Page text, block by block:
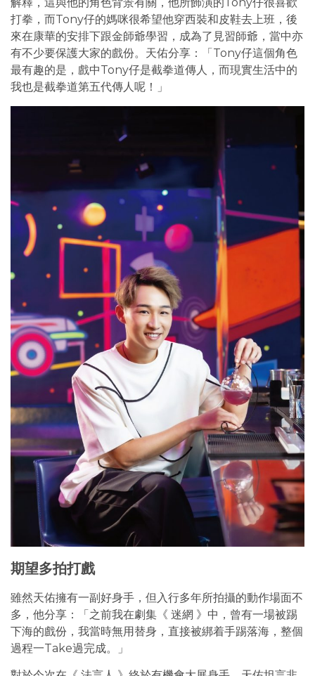
解釋，這與他的角色背景有關，他所飾演的Tony仔很喜歡
打拳，而Tony仔的媽咪很希望他穿西裝和皮鞋去上班，後
來在康華的安排下跟金師爺學習，成為了見習師爺，當中亦
有不少要保護大家的戲份。天佑分享：「Tony仔這個角色
最有趣的是，戲中Tony仔是截拳道傳人，而現實生活中的
我也是截拳道第五代傳人呢！」
期望多拍打戲
雖然天佑擁有一副好身手，但入行多年所拍攝的動作場面不
多，他分享：「之前我在劇集《 迷網 》中，曾有一場被踢
下海的戲份，我當時無用替身，直接被綁着手踢落海，整個
過程一Take過完成。」